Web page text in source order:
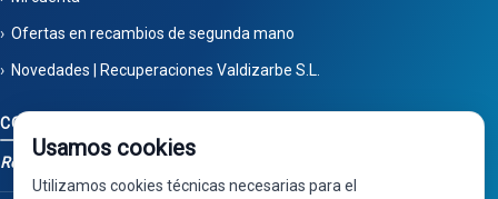
Ofertas en recambios de segunda mano
Novedades | Recuperaciones Valdizarbe S.L.
CONTACTO
Recuperaciones Valdizarbe
Usamos cookies
Utilizamos cookies técnicas necesarias para el